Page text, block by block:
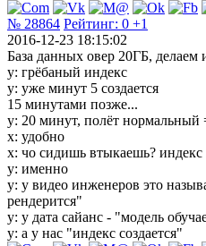
№ 28864 Рейтинг: 0 +1
2016-12-23 18:15:02
База данных овер 20ГБ, делаем
y: грёбаный индекс
y: уже минут 5 создается
15 минутами позже...
y: 20 минут, полёт нормальный
x: удобно
x: чо сидишь втыкаешь? индекс
y: именно
y: у видео инженеров это
рендерится"
y: у дата сайанс - "модель
y: а у нас "индекс создается"